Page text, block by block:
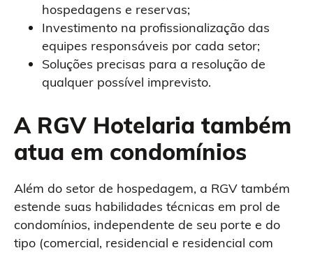
hospedagens e reservas;
Investimento na profissionalização das
equipes responsáveis por cada setor;
Soluções precisas para a resolução de
qualquer possível imprevisto.
A RGV Hotelaria também
atua em condomínios
Além do setor de hospedagem, a RGV também
estende suas habilidades técnicas em prol de
condomínios, independente de seu porte e do
tipo (comercial, residencial e residencial com